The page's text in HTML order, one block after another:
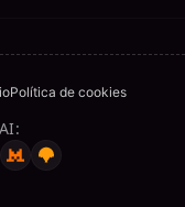
Política de cookies
: